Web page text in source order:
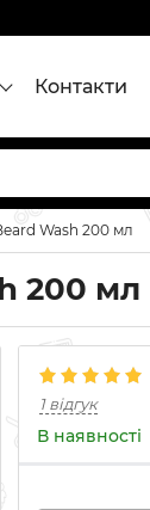
Контакти
Wash 200 мл
200 мл
1 відгук
В наявності